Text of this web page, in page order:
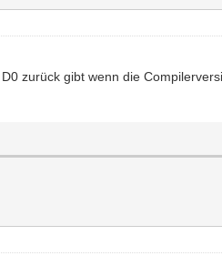
zurück gibt wenn die